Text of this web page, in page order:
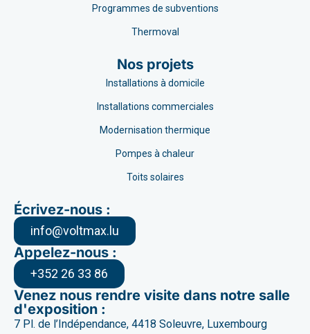
Programmes de subventions
Thermoval
Nos projets
Installations à domicile
Installations commerciales
Modernisation thermique
Pompes à chaleur
Toits solaires
Écrivez-nous :
info@voltmax.lu
Appelez-nous :
+352 26 33 86
Venez nous rendre visite dans notre salle
d'exposition :
7 Pl. de l’Indépendance, 4418 Soleuvre, Luxembourg